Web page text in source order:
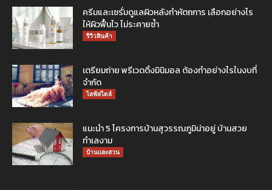
ครีมและเซรั่มดูแลผิวหลังทำหัตถการ เลือกอย่างไร
ให้ผิวฟื้นไว ไม่ระคายซ้ำ
รีวิวสินค้า
เตรียมถ่าย พรีเวดดิ้งมินิมอล ต้องทำอย่างไรในงบที่
จำกัด
ไลฟ์สไตล์
แนะนำ 5 โครงการบ้านสุวรรณภูมิน่าอยู่ บ้านสวย
ทำเลงาม
บ้านและสวน